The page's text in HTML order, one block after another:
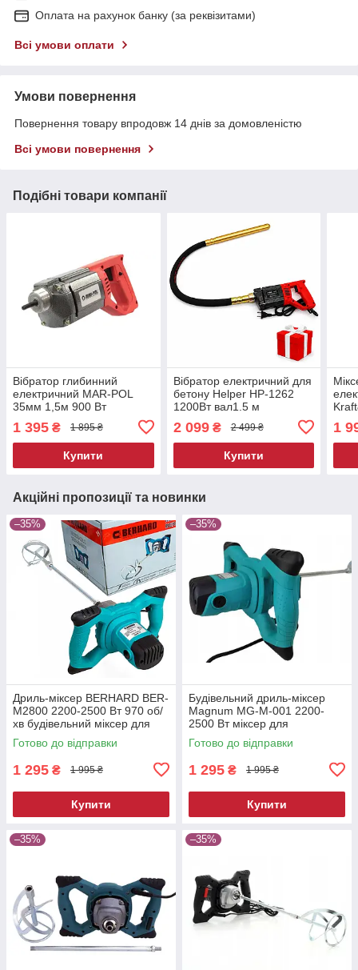
Оплата на рахунок банку (за реквізитами)
Всі умови оплати
Умови повернення
Повернення товару впродовж 14 днів за домовленістю
Всі умови повернення
Подібні товари компанії
Вібратор глибинний
електричний MAR-POL
35мм 1,5м 900 Вт
будівельний вібратор для
бетону
1 395 ₴ 1 895 ₴
Купити
Вібратор електричний для
бетону Helper HP-1262
1200Вт вал1.5 м
вібратор
2 099₴ 2 499 ₴
Купити
1
Акційні пропозиції та новинки
–35%
Дриль-міксер BERHARD BER-
M2800 2200-2500 Вт 970 об/
хв будівельний міксер для
бетону
Готово до відправки
1 295 ₴ 1 995 ₴
Купити
–35%
Будівельний дриль-міксер
Magnum MG-M-001 2200-
2500 Вт міксер для
штукатурки
Готово до відправки
1 295 ₴ 1 995 ₴
Купити
–35% –35%